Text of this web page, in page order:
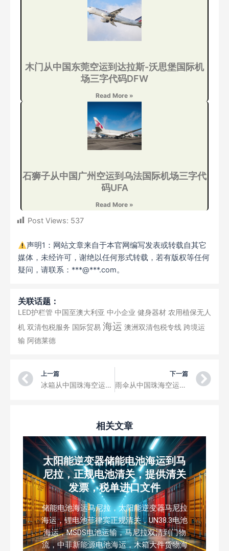
木门从中国东莞空运到达拉斯-沃思堡国际机
场三字代码DFW
Read More »
石狮子从中国广州空运到乌法国际机场三字代
码UFA
Read More »
Post Views: 537
声明1：网站文章来自于本官网编写发表或转载自其它
媒体，未经许可，谢绝以任何形式转载，若有版权等任何
疑问，请联系：***@***.com。
关联话题：
LED护栏管 中国至澳大利亚 中小企业 健身器材 农用植保无人
机 双清包税服务 国际贸易 海运 澳洲双清包税专线 跨境运
输 阿德莱德
Prev
上一篇
冰箱从中国珠海空运到拉斯皮耶德拉斯机场三字代码LSP
下一篇
雨伞从中国珠海空运到波尔拉马尔国际机场三字代码PMV
相关文章
太阳能逆变器储能电池海运到马
尼拉，正规电池清关，提供清关
发票，税单进口文件
储能电池海运马尼拉，太阳能逆变器马尼拉
海运，锂电池菲律宾正规清关，UN38.3电池
海运，MSDS电池运输，马尼拉双清到门物
流，中菲新能源电池海运，木箱大件货物海